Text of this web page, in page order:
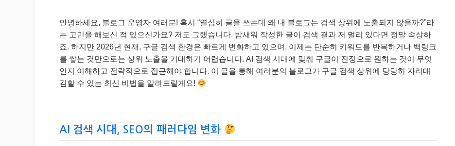
안녕하세요, 블로그 운영자 여러분! 혹시 “열심히 글을 쓰는데 왜 내 블로그는 검색 상위에 노출되지 않을까?”라
는 고민을 해보신 적 있으신가요? 저도 그랬습니다. 밤새워 작성한 글이 검색 결과 저 멀리 있다면 정말 속상하
죠. 하지만 2026년 현재, 구글 검색 환경은 빠르게 변화하고 있으며, 이제는 단순히 키워드를 반복하거나 백링크
를 쌓는 것만으로는 상위 노출을 기대하기 어렵습니다. AI 검색 시대에 맞춰 구글이 진정으로 원하는 것이 무엇
인지 이해하고 전략적으로 접근해야 합니다. 이 글을 통해 여러분의 블로그가 구글 검색 상위에 당당히 자리매
김할 수 있는 최신 비법을 알려드릴게요!
AI 검색 시대, SEO의 패러다임 변화